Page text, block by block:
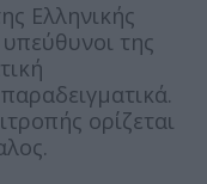
Ελληνικής
της
ορίζεται